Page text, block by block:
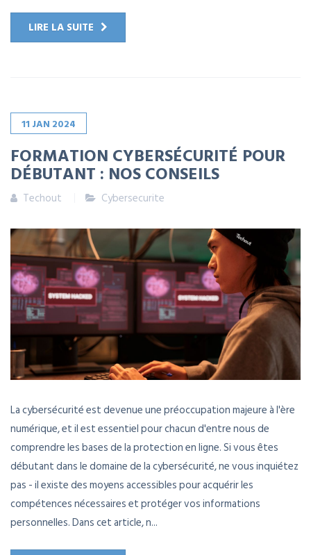
LIRE LA SUITE
11 JAN 2024
FORMATION CYBERSÉCURITÉ POUR
DÉBUTANT : NOS CONSEILS
Techout Cybersecurite
La cybersécurité est devenue une préoccupation majeure à l'ère
numérique, et il est essentiel pour chacun d'entre nous de
comprendre les bases de la protection en ligne. Si vous êtes
débutant dans le domaine de la cybersécurité, ne vous inquiétez
pas - il existe des moyens accessibles pour acquérir les
compétences nécessaires et protéger vos informations
personnelles. Dans cet article, n...